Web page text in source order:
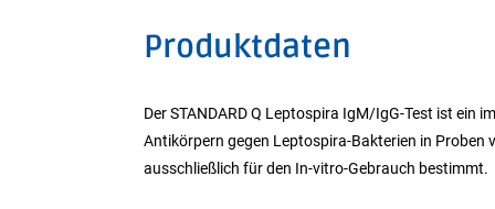
Produktdaten
Der STANDARD Q Leptospira IgM/IgG-Test ist
Antikörpern gegen Leptospira-Bakterien in Proben
ausschließlich für den In-vitro-Gebrauch bestimmt.